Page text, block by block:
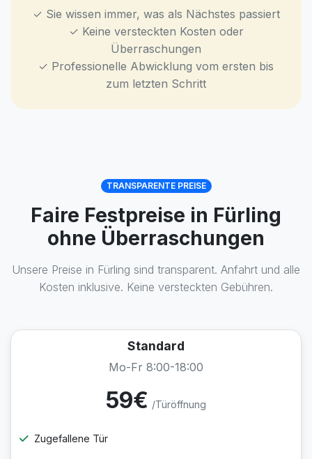
✓ Sie wissen immer, was als Nächstes passiert
✓ Keine versteckten Kosten oder
Überraschungen
✓ Professionelle Abwicklung vom ersten bis
zum letzten Schritt
TRANSPARENTE PREISE
Faire Festpreise in Fürling
ohne Überraschungen
Unsere Preise in Fürling sind transparent. Anfahrt und alle
Kosten inklusive. Keine versteckten Gebühren.
Standard
Mo-Fr 8:00-18:00
59€ /Türöffnung
Zugefallene Tür